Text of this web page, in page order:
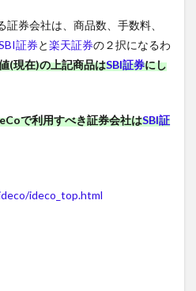
証券会社は、商品数、手数料、
証券と楽天証券の２択になるわ
(現在)の上記商品はSBI証券にし
で利用すべき証券会社はSBI証
ideco_top.html